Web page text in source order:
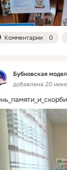
Комментарии 0
Бубновская
добавлена 20